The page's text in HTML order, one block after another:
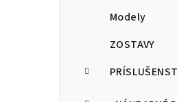
Modely
ZOSTAVY